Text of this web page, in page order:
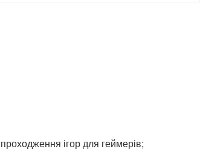
ігор для геймерів;